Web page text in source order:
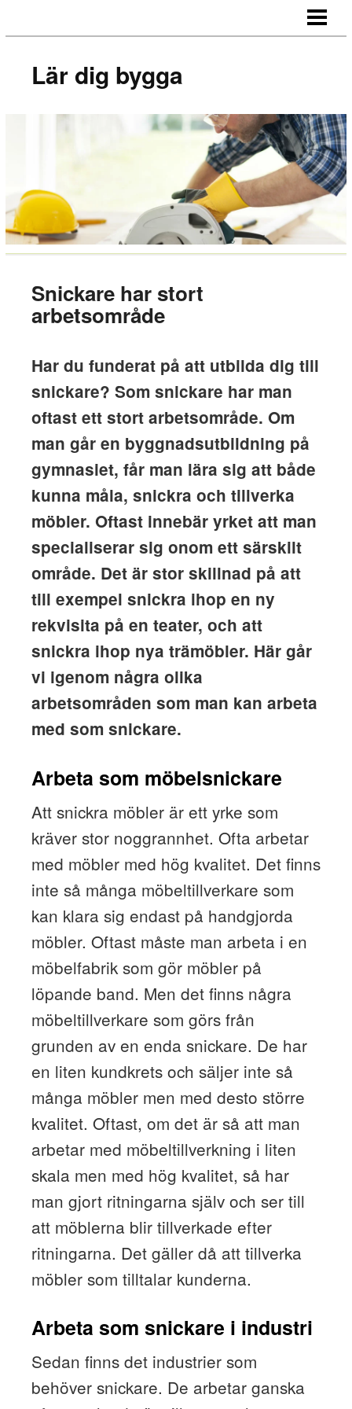
BYGG EGEN SÄNGGAVEL
BYGGA BORD AV LASTPALLAR
Lär dig bygga
Snickare har stort
arbetsområde
Har du funderat på att utbilda dig till
snickare? Som snickare har man
oftast ett stort arbetsområde. Om
man går en byggnadsutbildning på
gymnasiet, får man lära sig att både
kunna måla, snickra och tillverka
möbler. Oftast innebär yrket att man
specialiserar sig onom ett särskilt
område. Det är stor skillnad på att
till exempel snickra ihop en ny
rekvisita på en teater, och att
snickra ihop nya trämöbler. Här går
vi igenom några olika
arbetsområden som man kan arbeta
med som snickare.
Arbeta som möbelsnickare
Att snickra möbler är ett yrke som
kräver stor noggrannhet. Ofta arbetar
med möbler med hög kvalitet. Det finns
inte så många möbeltillverkare som
kan klara sig endast på handgjorda
möbler. Oftast måste man arbeta i en
möbelfabrik som gör möbler på
löpande band. Men det finns några
möbeltillverkare som görs från
grunden av en enda snickare. De har
en liten kundkrets och säljer inte så
många möbler men med desto större
kvalitet. Oftast, om det är så att man
arbetar med möbeltillverkning i liten
skala men med hög kvalitet, så har
man gjort ritningarna själv och ser till
att möblerna blir tillverkade efter
ritningarna. Det gäller då att tillverka
möbler som tilltalar kunderna.
Arbeta som snickare i industri
Sedan finns det industrier som
behöver snickare. De arbetar ganska